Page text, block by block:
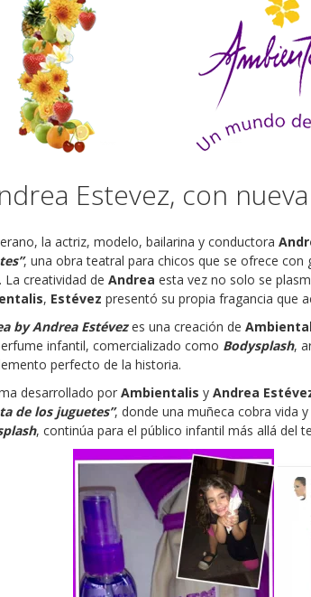
Estevez, con
la actriz, modelo, bailarina y conductora
, una obra teatral para chicos que se ofrece con
. La creatividad de Andrea esta vez no solo se
, Estévez presentó su propia fragancia que
by Andrea Estévezes una creación de
infantil, comercializado como Bodysplash,
perfecto de la historia.
desarrollado por Ambientalis y Andrea
de los juguetes”, donde una muñeca cobra vida
, continúa para el público infantil más allá del